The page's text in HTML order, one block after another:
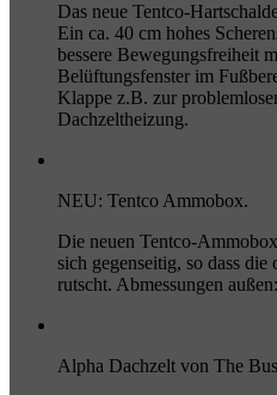
Das neue Tentco-
Ein ca. 40 cm hohes
bessere Bewegungsfreiheit
Belüftungsfenster im
Klappe z.B. zur
Dachzeltheizung.
NEU: Tentco Ammobox.
Die neuen Tentco-
sich gegenseitig, so dass
rutscht. Abmessungen
Alpha Dachzelt von The